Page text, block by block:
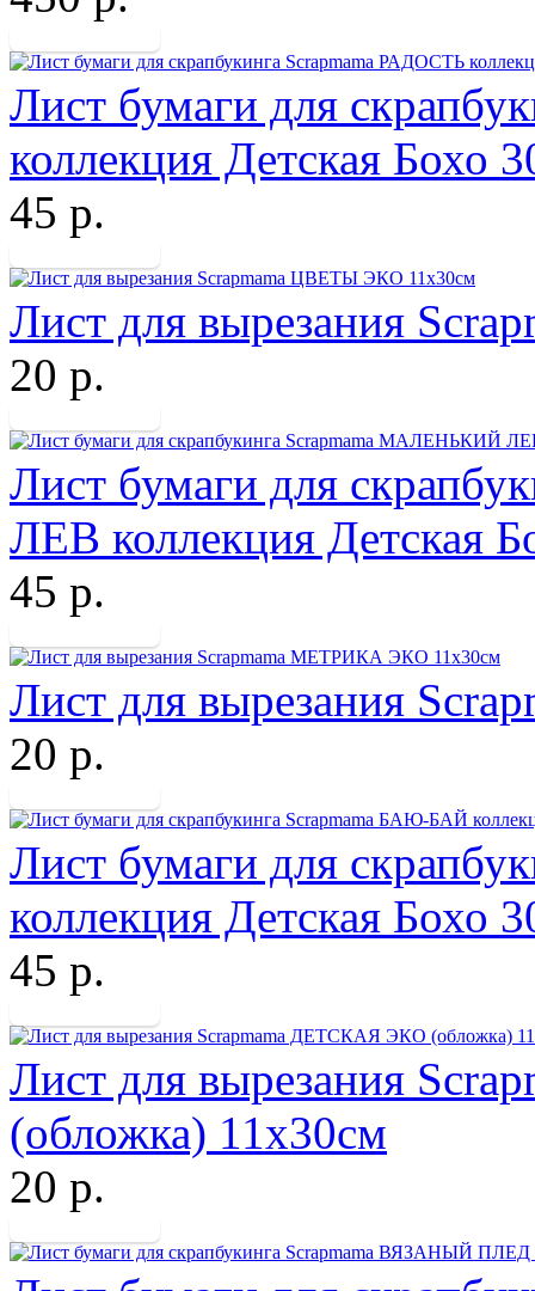
Лист бумаги для
коллекция Детская Бохо
45 р.
Лист для вырезания
20 р.
Лист бумаги для
ЛЕВ коллекция Детская
45 р.
Лист для вырезания
20 р.
Лист бумаги для
коллекция Детская Бохо
45 р.
Лист для вырезания
(обложка) 11х30см
20 р.